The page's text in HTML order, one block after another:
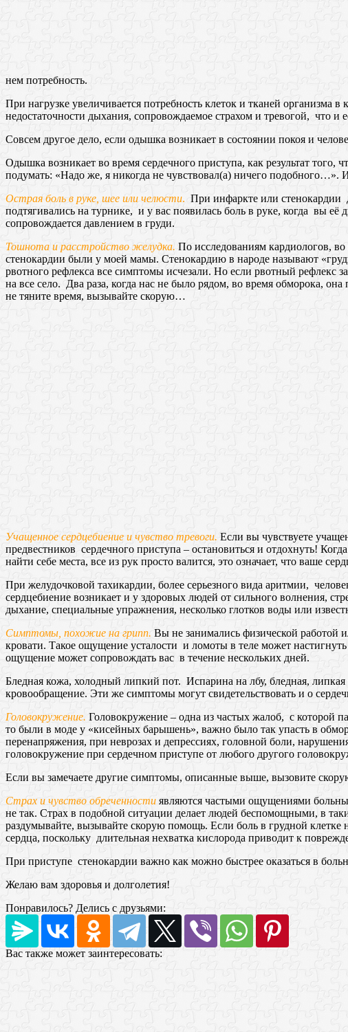
нем потребность.
При нагрузке увеличивается потребность клеток и тканей
недостаточности дыхания, сопровождаемое страхом и тревогой, что
Совсем другое дело, если одышка возникает в состоянии покоя и
Одышка возникает во время сердечного приступа, как результат того,
подумать: «Надо же, я никогда не чувствовал(а) ничего подобного…».
Острая боль в руке, шее или челюсти. При инфаркте или стенокардии
подтягивались на турнике, и у вас появилась боль в руке, когда вы
сопровождается давлением в груди.
Тошнота и расстройство желудка. По исследованиям кардиологов,
стенокардии были у моей мамы. Стенокардию в народе называют
рвотного рефлекса все симптомы исчезали. Но если рвотный рефлекс
на все село. Два раза, когда нас не было рядом, во время обморока,
не тяните время, вызывайте скорую…
Учащенное сердцебиение и чувство тревоги. Если вы чувствуете
предвестников сердечного приступа – остановиться и отдохнуть!
найти себе места, все из рук просто валится, это означает, что ваше
При желудочковой тахикардии, более серьезного вида аритмии,
сердцебиение возникает и у здоровых людей от сильного волнения,
дыхание, специальные упражнения, несколько глотков воды или
Симптомы, похожие на грипп. Вы не занимались физической работой
кровати. Такое ощущение усталости и ломоты в теле может
ощущение может сопровождать вас в течение нескольких дней.
Бледная кожа, холодный липкий пот. Испарина на лбу, бледная, липкая
кровообращение. Эти же симптомы могут свидетельствовать и о
Головокружение. Головокружение – одна из частых жалоб, с которой
то были в моде у «кисейных барышень», важно было так упасть в
перенапряжения, при неврозах и депрессиях, головной боли,
головокружение при сердечном приступе от любого другого
Если вы замечаете другие симптомы, описанные выше, вызовите
Страх и чувство обреченности являются частыми ощущениями
не так. Страх в подобной ситуации делает людей беспомощными, в
раздумывайте, вызывайте скорую помощь. Если боль в грудной
сердца, поскольку длительная нехватка кислорода приводит к
При приступе стенокардии важно как можно быстрее оказаться в
Желаю вам здоровья и долголетия!
Понравилось? Делись с друзьями:
Вас также может заинтересовать: